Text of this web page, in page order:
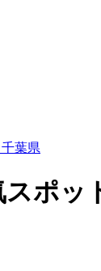
葉県
ポ